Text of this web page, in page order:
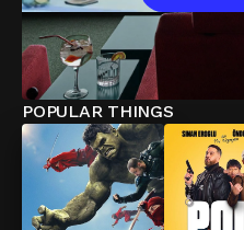
POPULAR THINGS